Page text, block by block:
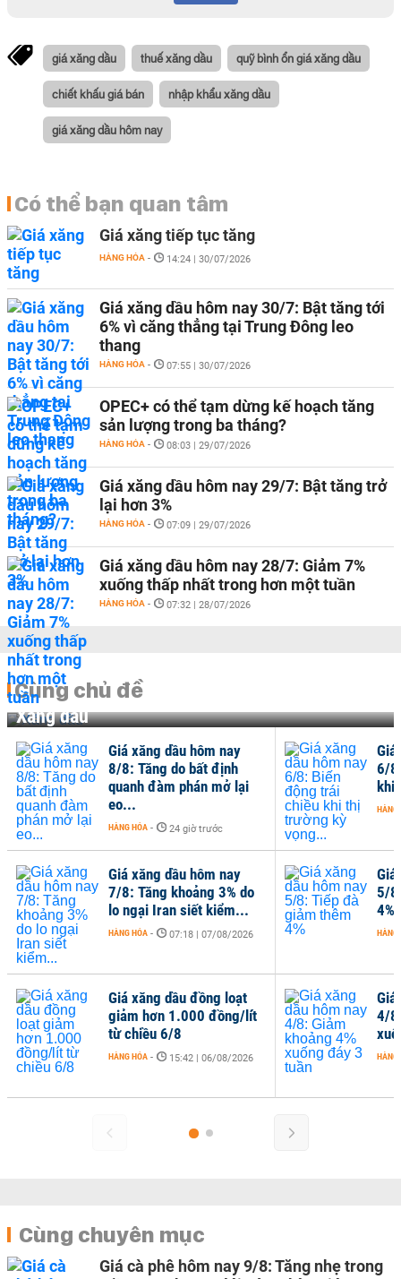
giá xăng dầu thuế xăng dầu quỹ bình ổn giá xăng dầu
chiết khấu giá bán nhập khẩu xăng dầu
giá xăng dầu hôm nay
Có thể bạn quan tâm
Giá xăng tiếp tục tăng
HÀNG HÓA - 14:24 | 30/07/2026
Giá xăng dầu hôm nay 30/7: Bật tăng tới
6% vì căng thẳng tại Trung Đông leo
thang
HÀNG HÓA - 07:55 | 30/07/2026
OPEC+ có thể tạm dừng kế hoạch tăng
sản lượng trong ba tháng?
HÀNG HÓA - 08:03 | 29/07/2026
Giá xăng dầu hôm nay 29/7: Bật tăng trở
lại hơn 3%
HÀNG HÓA - 07:09 | 29/07/2026
Giá xăng dầu hôm nay 28/7: Giảm 7%
xuống thấp nhất trong hơn một tuần
HÀNG HÓA - 07:32 | 28/07/2026
Cùng chủ đề
Xăng dầu
Giá xăng dầu hôm nay
8/8: Tăng do bất định
quanh đàm phán mở lại
eo...
HÀNG HÓA - 24 giờ trước
Giá xăng dầu hôm nay
7/8: Tăng khoảng 3% do
lo ngại Iran siết kiểm...
HÀNG HÓA - 07:18 | 07/08/2026
Giá xăng dầu đồng loạt
giảm hơn 1.000 đồng/lít
từ chiều 6/8
HÀNG HÓA - 15:42 | 06/08/2026
Giá
6/
khi
HÀNG
Giá
5/
4%
HÀNG
Giá
4/
HÀNG
Cùng chuyên mục
Giá cà phê hôm nay 9/8: Tăng nhẹ trong